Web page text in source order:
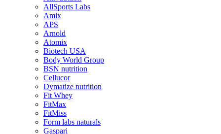
AllSports Labs
Amix
APS
Arnold
Atomix
Biotech USA
Body World Group
BSN nutrition
Cellucor
Dymatize nutrition
Fit Whey
FitMax
FitMiss
Form labs naturals
Gaspari